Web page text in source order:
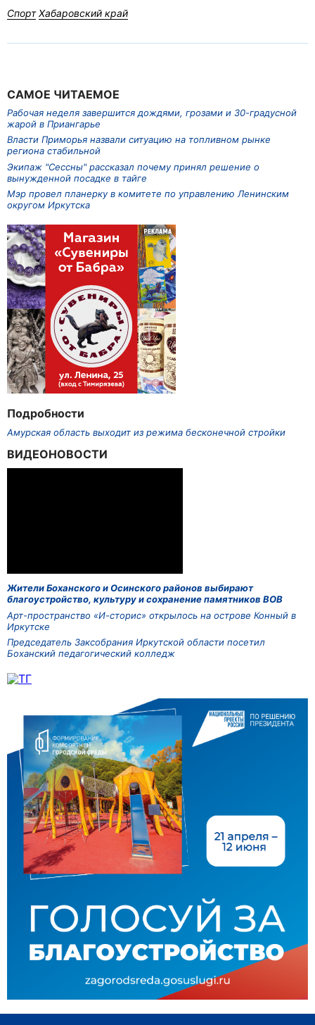
Спорт Хабаровский край
САМОЕ ЧИТАЕМОЕ
Рабочая неделя завершится дождями, грозами и 30-градусной
жарой в Приангарье
Власти Приморья назвали ситуацию на топливном рынке
региона стабильной
Экипаж "Сессны" рассказал почему принял решение о
вынужденной посадке в тайге
Мэр провел планерку в комитете по управлению Ленинским
округом Иркутска
Подробности
Амурская область выходит из режима бесконечной стройки
ВИДЕОНОВОСТИ
Жители Боханского и Осинского районов выбирают
благоустройство, культуру и сохранение памятников ВОВ
Арт-пространство «И-сторис» открылось на острове Конный в
Иркутске
Председатель Заксобрания Иркутской области посетил
Боханский педагогический колледж